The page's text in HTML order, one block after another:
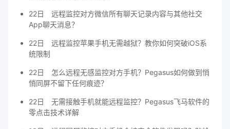
22日
远程监控对方微信所有聊天记录内容与其他社交
App聊天消息？
22日
远程监控苹果手机无需越狱？教你如何突破iOS系
统限制
22日
怎么远程无感监控对方手机？Pegasus如何做到悄
悄同屏不留下任何痕迹？
22日
无需接触手机就能远程监控？Pegasus飞马软件的
零点击技术详解